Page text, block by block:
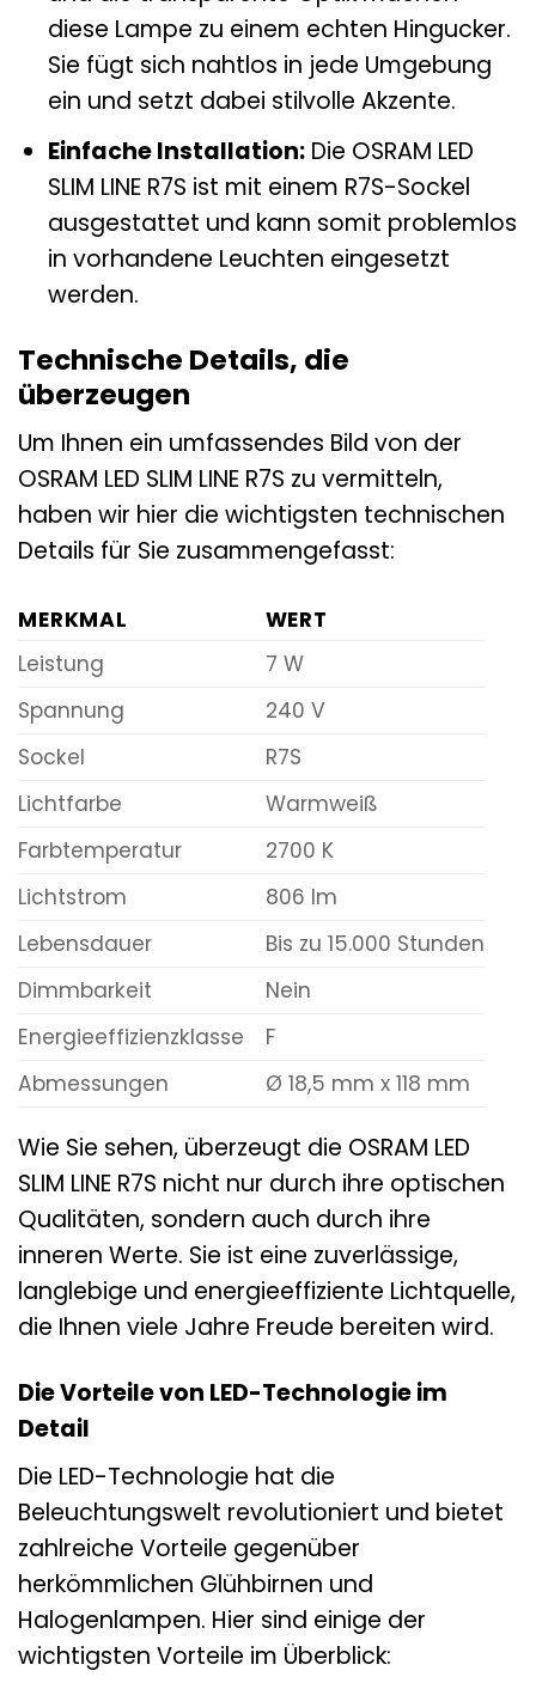
diese Lampe zu einem echten Hingucker.
Sie fügt sich nahtlos in jede Umgebung
ein und setzt dabei stilvolle Akzente.
Einfache Installation:Die OSRAM LED
SLIM LINE R7S ist mit einem R7S-Sockel
ausgestattet und kann somit problemlos
in vorhandene Leuchten eingesetzt
werden.
Technische Details, die
überzeugen
Um Ihnen ein umfassendes Bild von der
OSRAM LED SLIM LINE R7S zu vermitteln,
haben wir hier die wichtigsten technischen
Details für Sie zusammengefasst:
MERKMAL
WERT
Leistung
7 W
Spannung
240 V
Sockel
R7S
Lichtfarbe
Warmweiß
Farbtemperatur
2700 K
Lichtstrom
806 lm
Lebensdauer
Bis zu 15.000 Stunden
Dimmbarkeit
Nein
Energieeffizienzklasse
F
Abmessungen
Ø 18,5 mm x 118 mm
Wie Sie sehen, überzeugt die OSRAM LED
SLIM LINE R7S nicht nur durch ihre optischen
Qualitäten, sondern auch durch ihre
inneren Werte. Sie ist eine zuverlässige,
langlebige und energieeffiziente Lichtquelle,
die Ihnen viele Jahre Freude bereiten wird.
Die Vorteile von LED-Technologie im
Detail
Die LED-Technologie hat die
Beleuchtungswelt revolutioniert und bietet
zahlreiche Vorteile gegenüber
herkömmlichen Glühbirnen und
Halogenlampen. Hier sind einige der
wichtigsten Vorteile im Überblick: